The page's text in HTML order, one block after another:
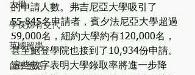
大學
學長姊有交代
英國留學
留學生活
的申請人數。弗吉尼亞大學吸引了
55,845名申請者，賓夕法尼亞大學超過
59,000名，紐約大學約有120,000名，
甚至鮑登學院也接到了10,934份申請。
這些數字表明大學錄取率將進一步降